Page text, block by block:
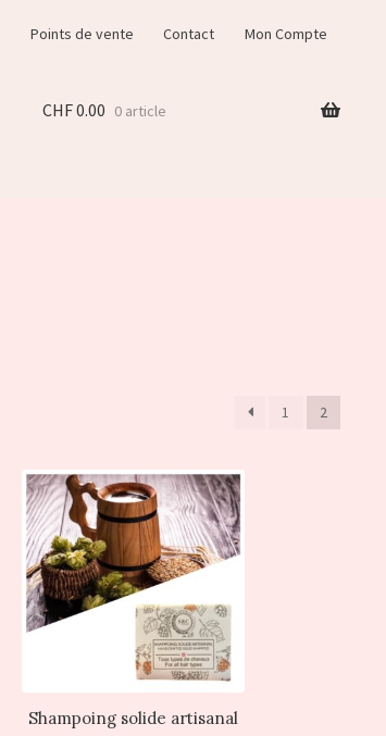
Points de vente Contact Mon Compte
CHF0.00 0 article
1 2
Shampoing solide artisanal